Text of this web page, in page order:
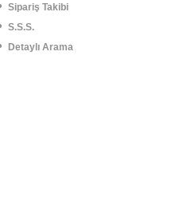
Sipariş Takibi
S.S.S.
Detaylı Arama